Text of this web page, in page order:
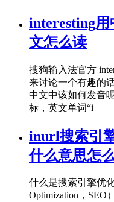
interesting用
文怎么读
搜狗输入法官方
来讨论一个有趣的
中文中该如何发音
标，英文单词“i
inurl搜索引
什么意思怎
什么是搜索引擎优
Optimization，SEO